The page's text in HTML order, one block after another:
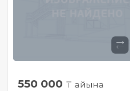
550 000 ₸ айына